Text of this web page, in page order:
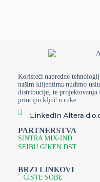
Tu su i preporučena
grijanju koja iznosi 10°C,
Destratifikacija
Jedna od ključnih
prostoru, sa
obzira na visinu,
koju obezbjeđuje ovakav
Ova karakteristika je
postrojenjima gdje je
Koristeći napredne
našim klijentima nudimo
distribucije, te projektovanja
principu ključ u ruke.
LinkedIn Altera
PARTNERSTVA
SINTRA MIX-IND
SEIBU GIKEN DST
BRZI LINKOVI
ČISTE SOBE